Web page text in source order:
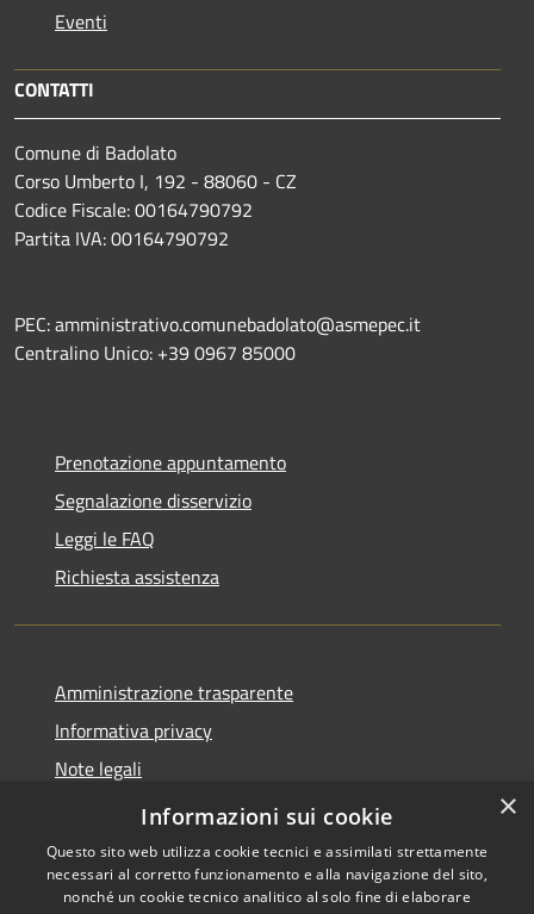
Eventi
CONTATTI
Comune di Badolato
Corso Umberto I, 192 - 88060 - CZ
Codice Fiscale: 00164790792
Partita IVA: 00164790792
PEC: amministrativo.comunebadolato@asmepec.it
Centralino Unico: +39 0967 85000
Prenotazione appuntamento
Segnalazione disservizio
Leggi le FAQ
Richiesta assistenza
Amministrazione trasparente
Informativa privacy
Note legali
Dichiarazione di accessibilità
×
Informazioni sui cookie
Questo sito web utilizza cookie tecnici e assimilati strettamente
necessari al corretto funzionamento e alla navigazione del sito,
nonché un cookie tecnico analitico al solo fine di elaborare